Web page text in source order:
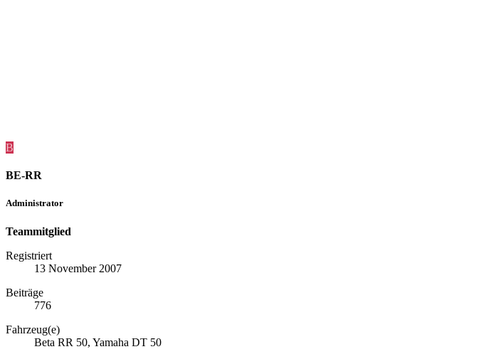
B
BE-RR
Administrator
Teammitglied
Registriert
13 November 2007
Beiträge
776
Fahrzeug(e)
Beta RR 50, Yamaha DT 50